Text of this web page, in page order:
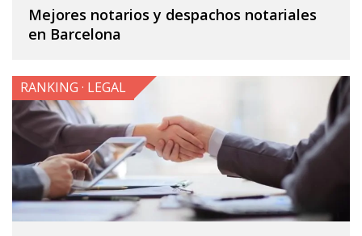
Mejores notarios y despachos notariales
en Barcelona
RANKING · LEGAL